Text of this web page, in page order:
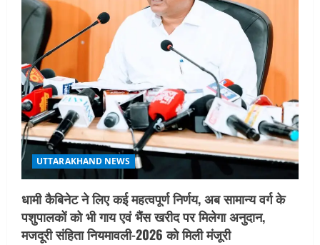
3
शिविर की व्यवस्थाओं का लिया जायजा
August 6, 2026
4
UTTARAKHAND NEWS
तीलू रौतेली पुरस्कार के लिए 13 वीरांगनाओं का
चयन : रेखा आर्या
August 6, 2026
5
UTTARAKHAND NEWS
मिस उत्तराखंड 2026 के सब-कॉन्टेस्ट ‘मिस
ब्यूटीफुल आइज़’ एवं ‘मिस ब्यूटीफुल हेयर’ का
आयोजन
August 5, 2026
UTTARAKHAND NEWS
धामी कैबिनेट ने लिए कई महत्वपूर्ण निर्णय, अब सामान्य वर्ग के
पशुपालकों को भी गाय एवं भैंस खरीद पर मिलेगा अनुदान,
मजदूरी संहिता नियमावली-2026 को मिली मंजूरी